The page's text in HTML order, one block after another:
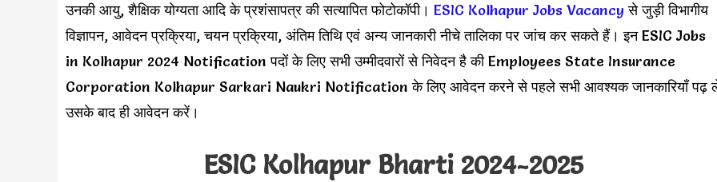
उनकी आयु, शैक्षिक योग्यता आदि के प्रशंसापत्र की सत्यापित फोटोकॉपी। ESIC Kolhapur Jobs Vacancyसे जुड़ी विभागीय
विज्ञापन, आवेदन प्रक्रिया, चयन प्रक्रिया, अंतिम तिथि एवं अन्य जानकारी नीचे तालिका पर जांच कर सकते हैं। इन ESIC Jobs
in Kolhapur 2024 Notification पदों के लिए सभी उम्मीदवारों से निवेदन है की Employees State Insurance
Corporation Kolhapur Sarkari Naukri Notification के लिए आवेदन करने से पहले सभी आवश्यक जानकारियाँ पढ़
उसके बाद ही आवेदन करें।
ESIC Kolhapur Bharti 2024-2025